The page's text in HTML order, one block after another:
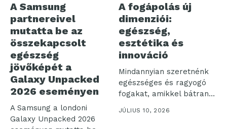
A Samsung
partnereivel
mutatta be az
összekapcsolt
egészség
jövőképét a
Galaxy Unpacked
2026 eseményen
A Samsung a londoni
Galaxy Unpacked 2026
A fogápolás új
dimenziói:
egészség,
esztétika és
innováció
Mindannyian szeretnénk
egészséges és ragyogó
fogakat, amikkel bátran
mosolyoghatunk a világra.
JÚLIUS 10, 2026